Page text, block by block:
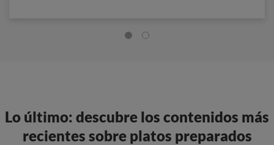
Lo último: descubre los contenidos más
recientes sobre platos preparados